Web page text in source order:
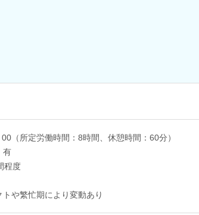
（所定労働時間：8時間、休憩時間：60分）
有
程度
や繁忙期により変動あり